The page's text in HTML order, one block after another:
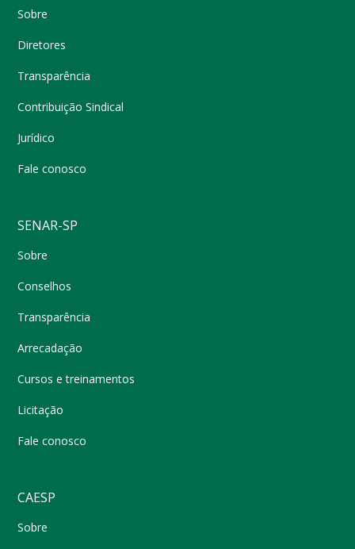
Sobre
Diretores
Transparência
Contribuição Sindical
Jurídico
Fale conosco
SENAR-SP
Sobre
Conselhos
Transparência
Arrecadação
Cursos e treinamentos
Licitação
Fale conosco
CAESP
Sobre